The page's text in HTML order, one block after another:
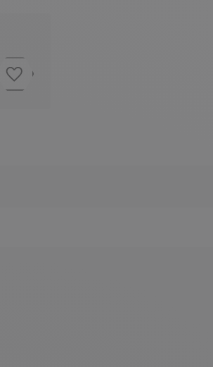
Toevoegen aan verlanglijstje